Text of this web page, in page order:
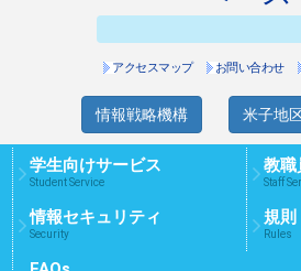
アクセスマップ お問い合わせ
情報戦略機構 米子地
学生向けサービス
Student Service
教職
Staff
情報セキュリティ
Security
規則
Rules